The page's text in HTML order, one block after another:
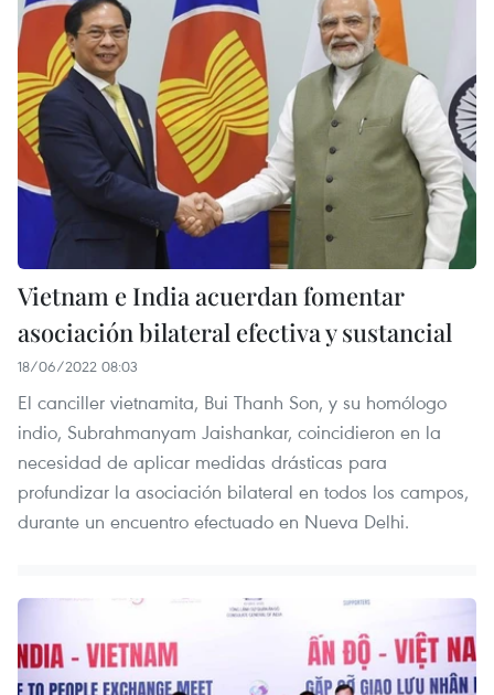
Vietnam e India acuerdan fomentar
asociación bilateral efectiva y sustancial
18/06/2022 08:03
El canciller vietnamita, Bui Thanh Son, y su homólogo
indio, Subrahmanyam Jaishankar, coincidieron en la
necesidad de aplicar medidas drásticas para
profundizar la asociación bilateral en todos los campos,
durante un encuentro efectuado en Nueva Delhi.